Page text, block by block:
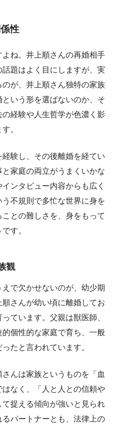
性
ね。井上順さんの再婚相手
題はよく目にしますが、実
が、井上順さん独特の家族
いう形を選ばないのか、そ
経験や人生哲学が色濃く影
。
験し、その後離婚を経てい
家庭の両立がうまくいかな
ンタビュー内容からも広く
不規則で多忙な世界に身を
との難しさを、身をもって
す。
観
で欠かせないのが、幼少期
さんが幼い頃に離婚してお
ています。父親は獣医師、
個性的な家庭で育ち、一般
たと言われています。
んは家族というものを「血
なく、「人と人との信頼や
捉える傾向が強いと見られ
パートナーとも、法律上の